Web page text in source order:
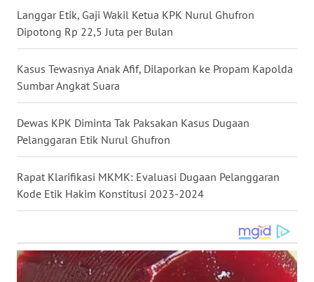
Langgar Etik, Gaji Wakil Ketua KPK Nurul Ghufron
Dipotong Rp 22,5 Juta per Bulan
Kasus Tewasnya Anak Afif, Dilaporkan ke Propam Kapolda
Sumbar Angkat Suara
Dewas KPK Diminta Tak Paksakan Kasus Dugaan
Pelanggaran Etik Nurul Ghufron
Rapat Klarifikasi MKMK: Evaluasi Dugaan Pelanggaran
Kode Etik Hakim Konstitusi 2023-2024
WN
NUSANTARA
WN
JOGJA
WN
WN
WN
KALBAR